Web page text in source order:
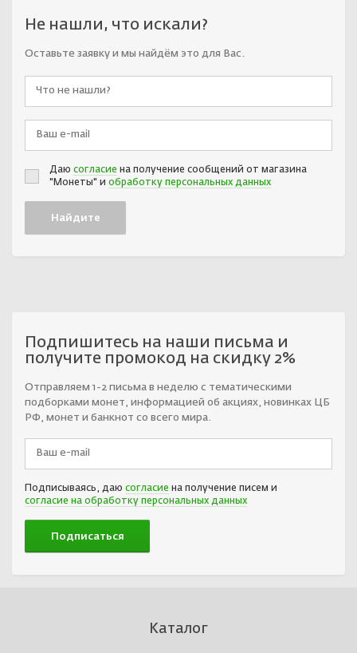
Не нашли, что искали?
Оставьте заявку и мы найдём это для Вас.
Даю согласие на получение сообщений от магазина
"Монеты" и обработку персональных данных
Подпишитесь на наши письма и
получите промокод на скидку 2%
Отправляем 1-2 письма в неделю с тематическими
подборками монет, информацией об акциях, новинках ЦБ
РФ, монет и банкнот со всего мира.
Подписываясь, даю согласие на получение писем и
согласие на обработку персональных данных
Каталог